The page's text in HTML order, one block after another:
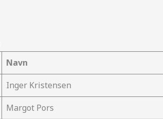
Navn
Inger Kristensen
Margot Pors